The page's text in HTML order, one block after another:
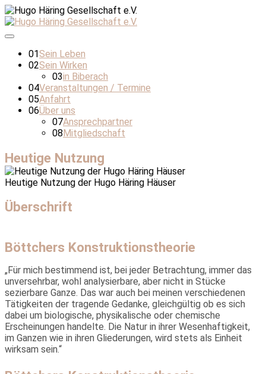
01Sein Leben
02Sein Wirken
03in Biberach
04Veranstaltungen / Termine
05Anfahrt
06Über uns
07Ansprechpartner
08Mitgliedschaft
Heutige Nutzung
Heutige Nutzung der Hugo Häring Häuser
Überschrift
Böttchers Konstruktionstheorie
„Für mich bestimmend ist, bei jeder Betrachtung, immer das
unver­sehrbar, wohl analysierbare, aber nicht in Stücke
sezierbare Ganze. Das war auch bei meinen verschiedenen
Tätigkeiten der tragende Gedanke, gleichgültig ob es sich
dabei um biologische, physikalische oder chemische
Erscheinungen handelte. Die Natur in ihrer Wesenhaftigkeit,
im Ganzen wie in ihren Gliederungen, wird stets als Einheit
wirksam sein.“